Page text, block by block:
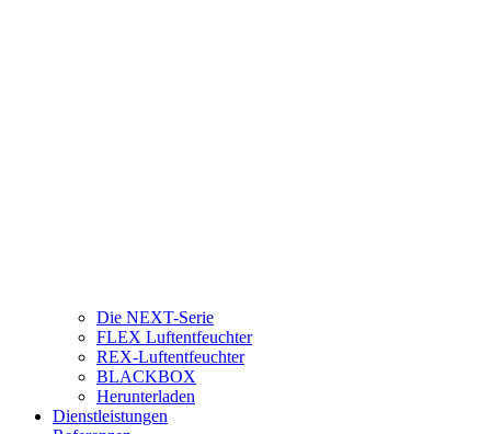
Die NEXT-Serie
FLEX Luftentfeuchter
REX-Luftentfeuchter
BLACKBOX
Herunterladen
Dienstleistungen